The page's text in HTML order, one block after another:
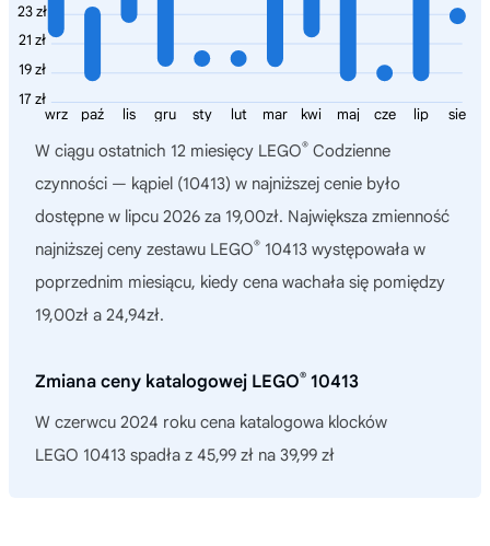
23 zł
21 zł
19 zł
17 zł
sie
lip
cze
maj
kwi
mar
lut
sty
gru
lis
paź
wrz
W ciągu ostatnich 12 miesięcy LEGO® Codzienne
czynności — kąpiel (10413) w najniższej cenie było
dostępne w lipcu 2026 za 19,00zł. Największa zmienność
najniższej ceny zestawu LEGO® 10413 występowała w
poprzednim miesiącu, kiedy cena wachała się pomiędzy
19,00zł a 24,94zł.
Zmiana ceny katalogowej LEGO® 10413
W czerwcu 2024 roku cena katalogowa klocków
LEGO 10413 spadła z 45,99 zł na 39,99 zł